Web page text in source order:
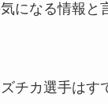
になる情報と
チカ選手はす